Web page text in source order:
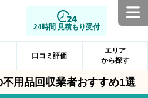
24時間 見積もり受付
口コミ評価
エリア
から探す
用品回収業者おすすめ1選